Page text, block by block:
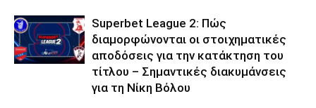
Superbet League 2: Πώς
διαμορφώνονται οι στοιχηματικές
αποδόσεις για την κατάκτηση του
τίτλου – Σημαντικές διακυμάνσεις
για τη Νίκη Βόλου